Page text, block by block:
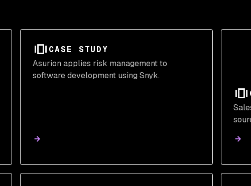
CASE STUDY
Asurion applies risk management to
software development using Snyk.